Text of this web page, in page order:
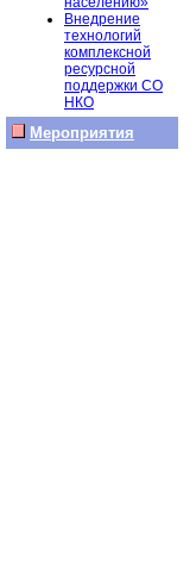
Внедрение
технологий
комплексной
ресурсной
поддержки СО
НКО
Мероприятия